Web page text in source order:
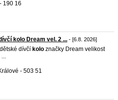
190 16
kolo Dream vel. 2 ... - [6.8. 2026]
dívčí kolo značky Dream velikost
...
- 503 51